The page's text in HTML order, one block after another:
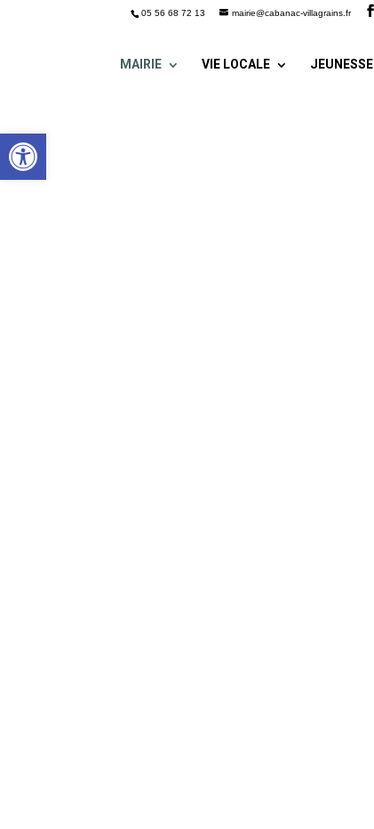
Ouvrir la barre d’outils
05 56 68 72 13 mairie@cabanac-villagrains.fr
MAIRIE VIE LOCALE JEUNESSE